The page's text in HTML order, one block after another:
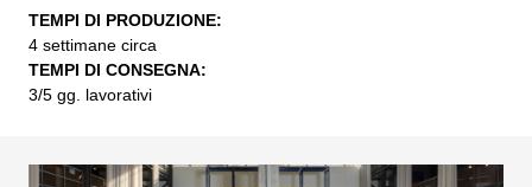
lamiera di acciaio di prima qualità S235JR UNI EN 10027
da assemblare
TEMPI DI CONSEGNA:
TEMPI DI PRODUZIONE:
4 settimane circa
TEMPI DI CONSEGNA:
3/5 gg. lavorativi